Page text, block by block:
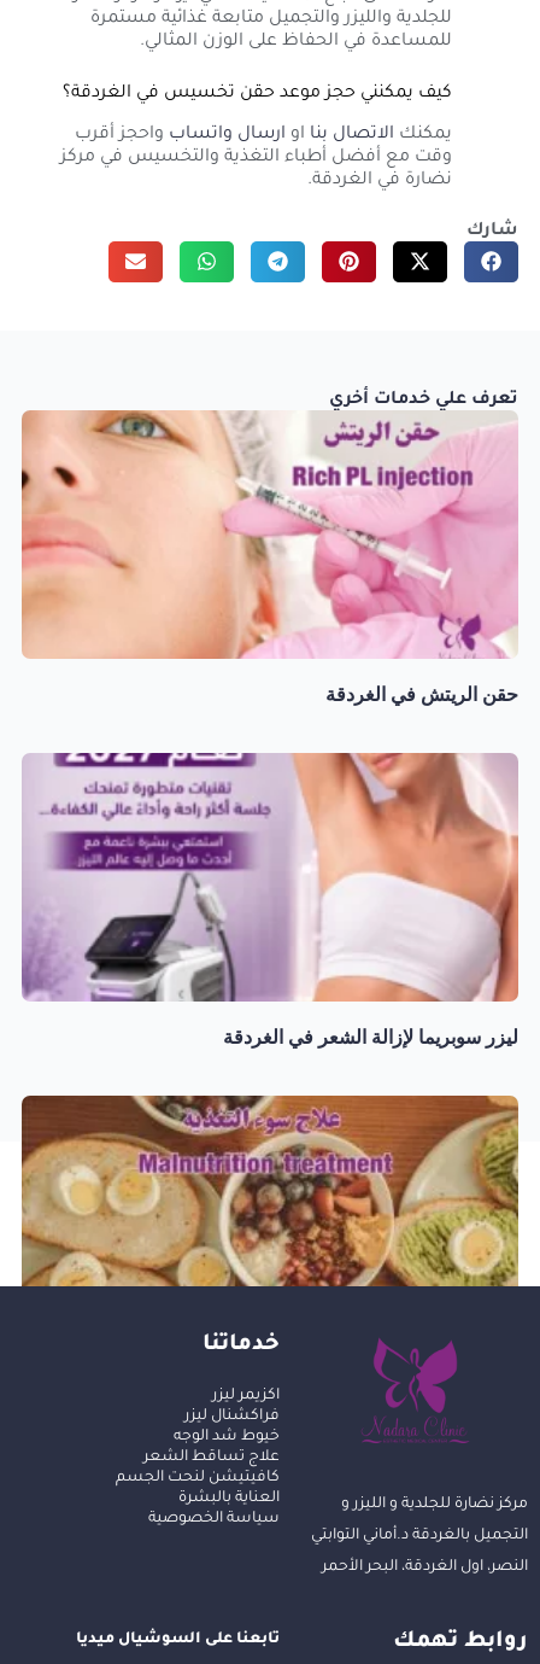
للجلدية والليزر والتجميل متابعة غذائية مستمرة
للمساعدة في الحفاظ على الوزن المثالي.
كيف يمكنني حجز موعد حقن تخسيس في الغردقة؟
يمكنك الاتصال بنا او ارسال واتساب واحجز أقرب
وقت مع أفضل أطباء التغذية والتخسيس في مركز
نضارة في الغردقة.
شارك
تعرف علي خدمات أخري
حقن الريتش في الغردقة
ليزر سوبريما لإزالة الشعر في الغردقة
علاج سوء التغذية في الغردقة
مركز نضارة للجلدية و الليزر و
التجميل بالغردقة د.أماني التوابتي
النصر، اول الغردقة، البحر الأحمر
خدماتنا
اكزيمر ليزر
فراكشنال ليزر
خيوط شد الوجه
علاج تساقط الشعر
كافيتيشن لنحت الجسم
العناية بالبشرة
سياسة الخصوصية
روابط تهمك تابعنا على السوشيال ميديا